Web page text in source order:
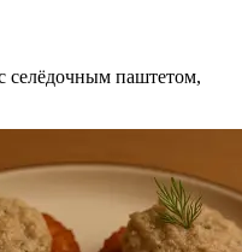
селёдочным паштетом,